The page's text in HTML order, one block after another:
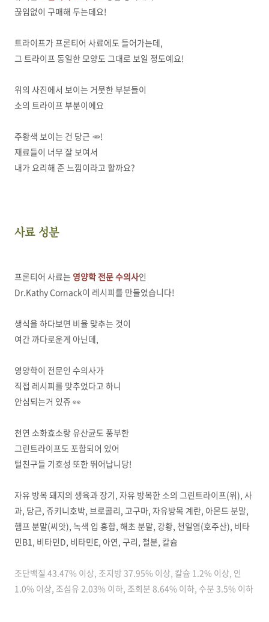
끊임없이 구매해 두는데요!
트라이프가 프론티어 사료에도 들어가는데,
그 트라이프 동일한 모양도 그대로 보일 정도예요!
위의 사진에서 보이는 거뭇한 부분들이
소의 트라이프 부분이에요
주황색 보이는 건 당근 🥕!
재료들이 너무 잘 보여서
내가 요리해 준 느낌이라고 할까요?
사료 성분
프론티어 사료는 영양학 전문 수의사인
Dr.Kathy Cornack이 레시피를 만들었습니다!
생식을 하다보면 비율 맞추는 것이
여간 까다로운게 아닌데,
영양학이 전문인 수의사가
직접 레시피를 맞추었다고 하니
안심되는거 있쥬 👀
천연 소화효소랑 유산균도 풍부한
그린트라이프도 포함되어 있어
털친구들 기호성 또한 뛰어납니당!
자유 방목 돼지의 생육과 장기, 자유 방목한 소의 그린트라이프(위), 사
과, 당근, 쥬키니호박, 브로콜리, 고구마, 자유방목 계란, 아몬드 분말,
햄프 분말(씨앗), 녹색 입 홍합, 해초 분말, 강황, 천일염(호주산), 비타
민B1, 비타민D, 비타민E, 아연, 구리, 철분, 칼슘
조단백질 43.47% 이상, 조지방 37.95% 이상, 칼슘 1.2% 이상, 인
1.0% 이상, 조섬유 2.03% 이하, 조회분 8.64% 이하, 수분 3.5% 이하